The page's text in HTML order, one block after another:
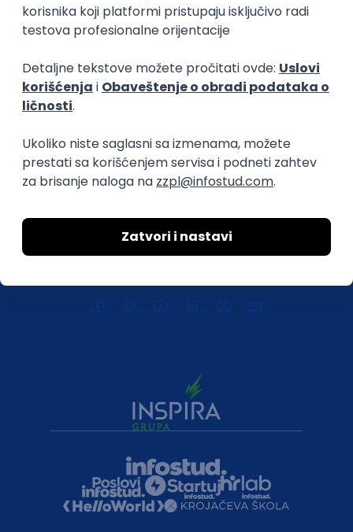
Okupljamo IT zajednicu, podižemo
transparentnost domaćeg IT tržišta rada i
Za poslodavce
Uslovi korišćenja
Politika privatnosti
Kontakt